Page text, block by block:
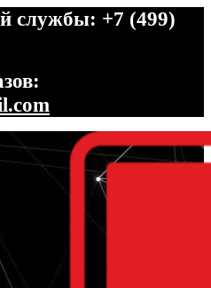
службы: +7 (499)